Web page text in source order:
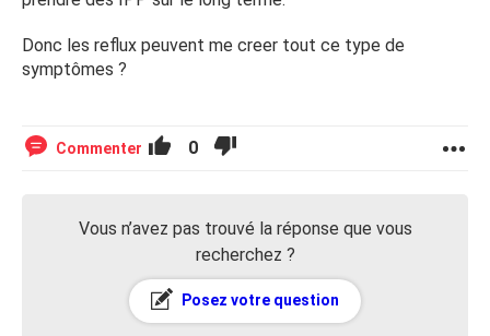
Donc les reflux peuvent me creer tout ce type de
symptômes ?
Commenter 0
Vous n’avez pas trouvé la réponse que vous
recherchez ?
Posez votre question